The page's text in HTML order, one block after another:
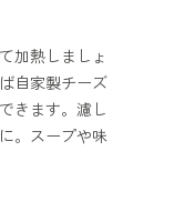
加熱しましょ
自家製チーズ
きます。濾し
。スープや味